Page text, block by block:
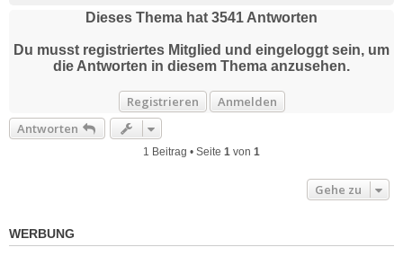
b
Dieses Thema hat 3541 Antworten
Du musst registriertes Mitglied und eingeloggt sein, um
die Antworten in diesem Thema anzusehen.
Registrieren
Anmelden
Antworten
1 Beitrag • Seite 1 von 1
Gehe zu
WERBUNG